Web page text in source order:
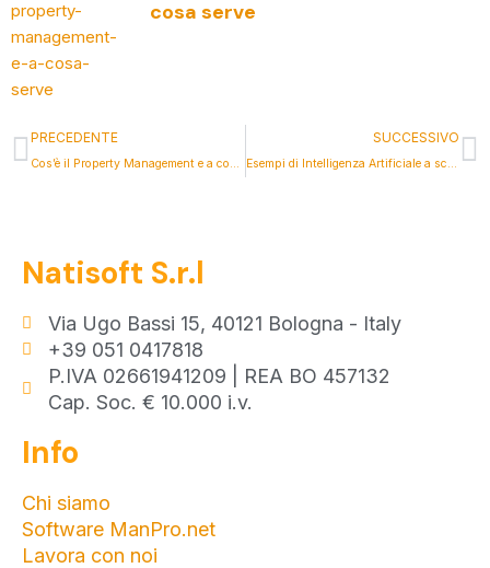
cosa serve
PRECEDENTE
Cos’è il Property Management e a cosa serve
SUCCESSIVO
Esempi di Intelligenza Artificiale a scuola
Natisoft S.r.l
Via Ugo Bassi 15, 40121 Bologna - Italy
+39 051 0417818
P.IVA 02661941209 | REA BO 457132
Cap. Soc. € 10.000 i.v.
Info
Chi siamo
Software ManPro.net
Lavora con noi